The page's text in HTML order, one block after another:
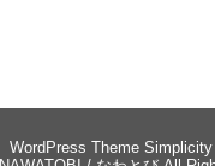
WordPress Theme Simplicity